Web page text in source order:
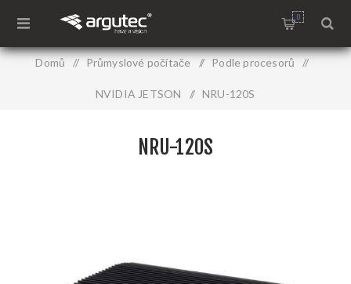
0
Domů / Průmyslové počítače / Podle procesorů /
NVIDIA JETSON / NRU-120S
NRU-120S